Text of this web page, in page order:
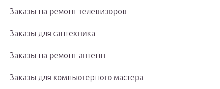
Заказы на ремонт телевизоров
Заказы для сантехника
Заказы на ремонт антенн
Заказы для компьютерного мастера